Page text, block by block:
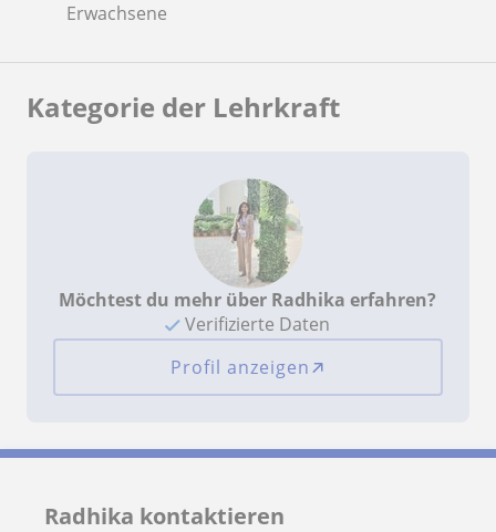
Erwachsene
Kategorie der Lehrkraft
Möchtest du mehr über Radhika erfahren?
Verifizierte Daten
Profil anzeigen
Radhika kontaktieren